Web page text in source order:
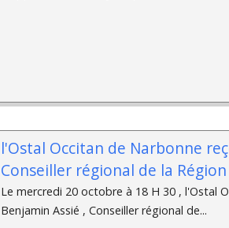
l'Ostal Occitan de Narbonne
Conseiller régional de la
Le mercredi 20 octobre à 18 H 30 , l'Ostal
Benjamin Assié , Conseiller régional de...